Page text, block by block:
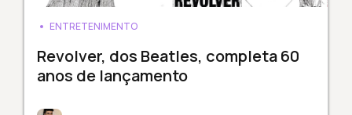
ENTRETENIMENTO
Revolver, dos Beatles, completa 60
anos de lançamento